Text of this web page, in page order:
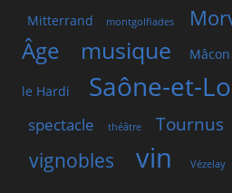
Mitterrand montgolfiades
Âge
musique Mâcon
le Hardi Saône-et-
spectacle théâtre Tournus
vignobles vin Vézelay